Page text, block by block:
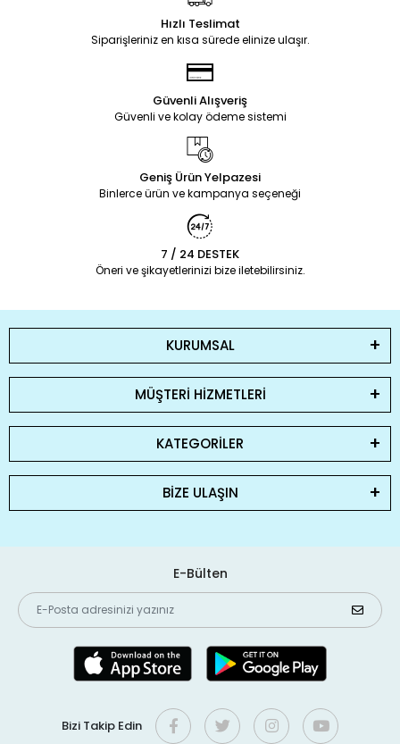
Hızlı Teslimat
Siparişleriniz en kısa sürede elinize ulaşır.
Güvenli Alışveriş
Güvenli ve kolay ödeme sistemi
Geniş Ürün Yelpazesi
Binlerce ürün ve kampanya seçeneği
7 / 24 DESTEK
Öneri ve şikayetlerinizi bize iletebilirsiniz.
KURUMSAL
MÜŞTERİ HİZMETLERİ
KATEGORİLER
BİZE ULAŞIN
E-Bülten
Bizi Takip Edin